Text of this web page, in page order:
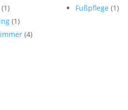
(1)
(1)
(4)
Fußpflege (1)